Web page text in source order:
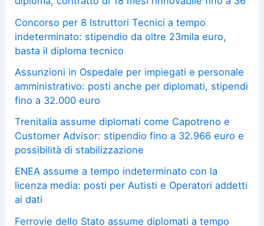
Concorso per 8 Istruttori Tecnici a tempo
indeterminato: stipendio da oltre 23mila euro,
basta il diploma tecnico
Assunzioni in Ospedale per impiegati e personale
amministrativo: posti anche per diplomati, stipendi
fino a 32.000 euro
Trenitalia assume diplomati come Capotreno e
Customer Advisor: stipendio fino a 32.966 euro e
possibilità di stabilizzazione
ENEA assume a tempo indeterminato con la
licenza media: posti per Autisti e Operatori addetti
ai dati
Ferrovie dello Stato assume diplomati a tempo